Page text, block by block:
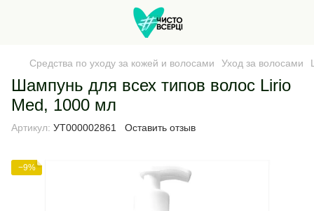
Средства по уходу за кожей и волосами Уход за волосами
Шампунь для всех типов волос Lirio
Med, 1000 мл
Артикул: УТ000002861 Оставить отзыв
−9%